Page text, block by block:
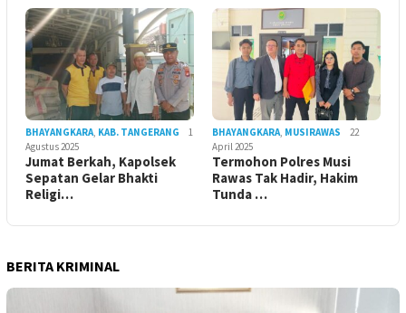
BHAYANGKARA KAB. TANGERANG
1
Agustus 2025
Jumat Berkah, Kapolsek
Sepatan Gelar Bhakti
Religi…
BHAYANGKARA MUSIRAWAS
22
April 2025
Termohon Polres Musi
Rawas Tak Hadir, Hakim
Tunda …
BERITA KRIMINAL